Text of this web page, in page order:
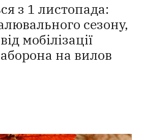
з 1 листопада:
сезону,
мобілізації
на вилов